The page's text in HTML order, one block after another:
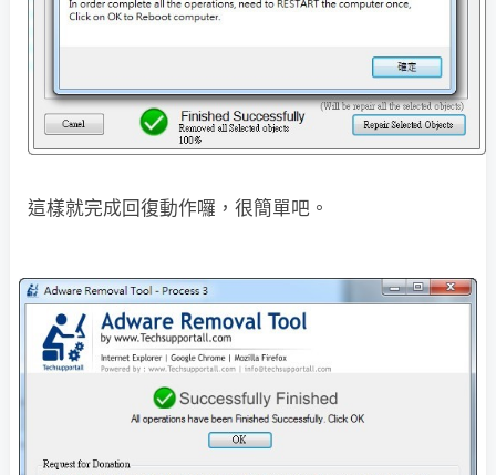
這樣就完成回復動作囉，很簡單吧。